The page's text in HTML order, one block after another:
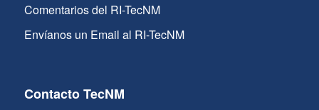
Comentarios del RI-TecNM
Envíanos un Email al RI-TecNM
Contacto TecNM